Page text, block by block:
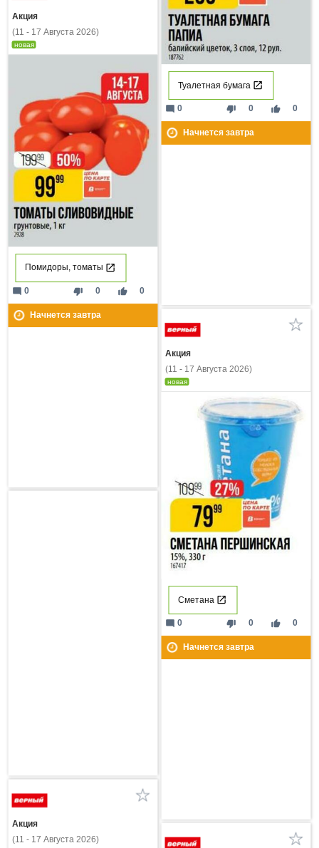
Туалетная бумага
thumb_down 0 thumb_up 0
mode_comment 0
Начнется завтра
Акция
(11 - 17 Августа 2026)
новая
Помидоры, томаты
thumb_down 0 thumb_up 0
mode_comment 0
Начнется завтра
Акция
(11 - 17 Августа 2026)
новая
Сметана
thumb_down 0 thumb_up 0
mode_comment 0
Начнется завтра
Акция
(11 - 17 Августа 2026)